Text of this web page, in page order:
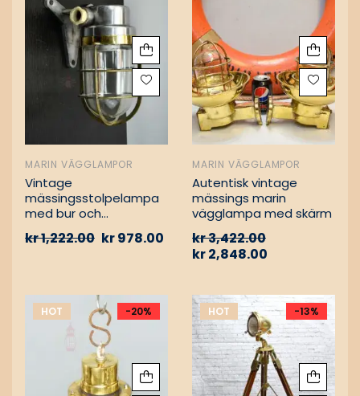
MARIN VÄGGLAMPOR
Vintage
mässingsstolpelampa
med bur och
Nautisk
kr1,222.00 kr978.00
MARIN VÄGGLAMPOR
Autentisk vintage
mässings marin
vägglampa med skärm
kr3,422.00
kr2,848.00
HOT -20% HOT -13%